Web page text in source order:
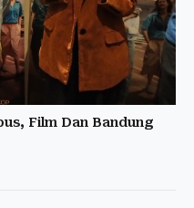
Film Dan Bandung